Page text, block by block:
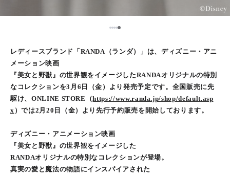
1234
レディースブランド「RANDA（ランダ）」は、ディズニー・アニ
メーション映画
『美女と野獣』の世界観をイメージしたRANDAオリジナルの特別
なコレクションを3月6日（金）より発売予定です。全国販売に先
駆け、ONLINE STORE（https://www.randa.jp/shop/default.asp
x ）では2月20日（金）より先行予約販売を開始しております。
ディズニー・アニメーション映画
『美女と野獣』の世界観をイメージした
RANDAオリジナルの特別なコレクションが登場。
真実の愛と魔法の物語にインスパイアされた